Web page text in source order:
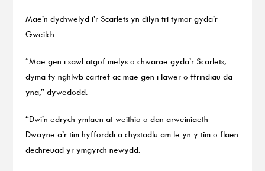
Mae’n dychwelyd i’r Scarlets yn dilyn tri tymor gyda’r
Gweilch.
“Mae gen i sawl atgof melys o chwarae gyda’r Scarlets,
dyma fy nghlwb cartref ac mae gen i lawer o ffrindiau da
yna,” dywedodd.
“Dwi’n edrych ymlaen at weithio o dan arweiniaeth
Dwayne a’r tîm hyfforddi a chystadlu am le yn y tîm o flaen
dechreuad yr ymgyrch newydd.